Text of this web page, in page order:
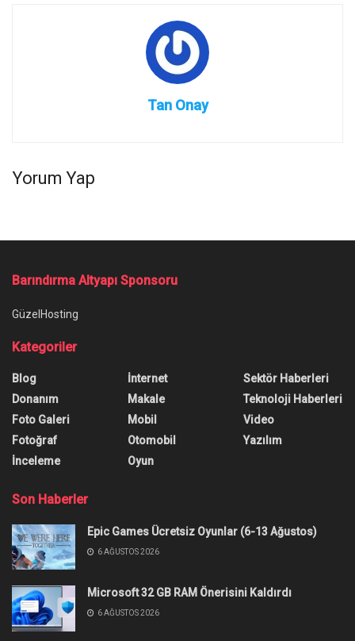
Tan Onay
Yorum Yap
Wi-Fi 6 Teknolojisi Nedir?
Faydaları Ne?
Yazar: Uğurcan Taşpınar